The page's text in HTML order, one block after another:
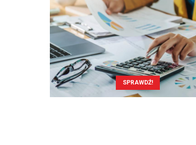
SPRAWDŹ!